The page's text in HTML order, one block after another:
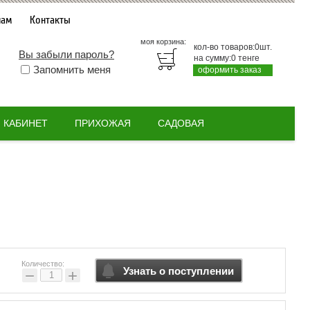
Контакты
Вы забыли пароль?
Запомнить меня
моя корзина:
кол-во товаров:0шт.
на сумму:0 тенге
оформить заказ
КАБИНЕТ ПРИХОЖАЯ САДОВАЯ
Количество:
− + Узнать о поступлении